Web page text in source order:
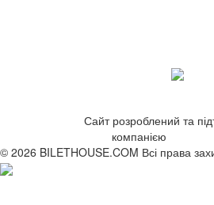
Сайт розроблений та
компанією
© 2026 BILETHOUSE.COM Всі права